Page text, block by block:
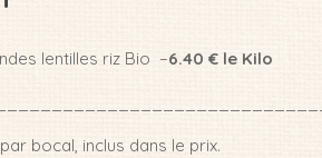
lentilles riz Bio –6.40 € le Kilo
bocal, inclus dans le prix.